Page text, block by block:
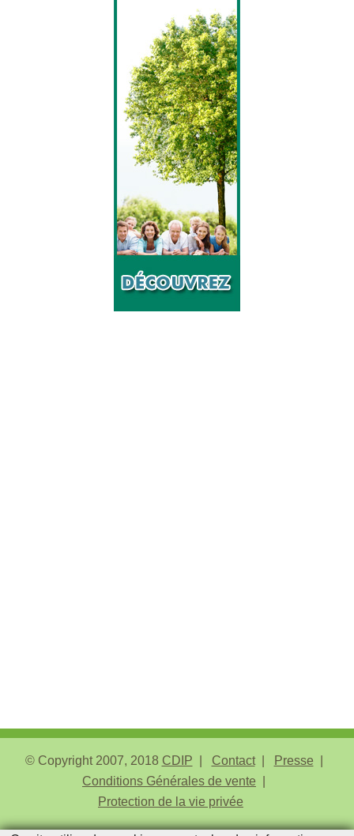
© Copyright 2007, 2018 CDIP Contact
Presse
Conditions Générales de vente
Protection de la vie privée